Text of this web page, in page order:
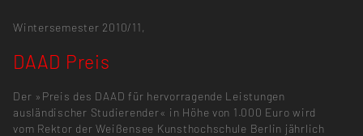
Wintersemester 2010/11,
DAAD Preis
Der »Preis des DAAD für hervorragende Leistungen
ausländischer Studierender« in Höhe von 1.000 Euro wird
vom Rektor der Weißensee Kunsthochschule Berlin jährlich